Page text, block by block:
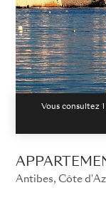
Vous consultez 1
Antibes, Côte